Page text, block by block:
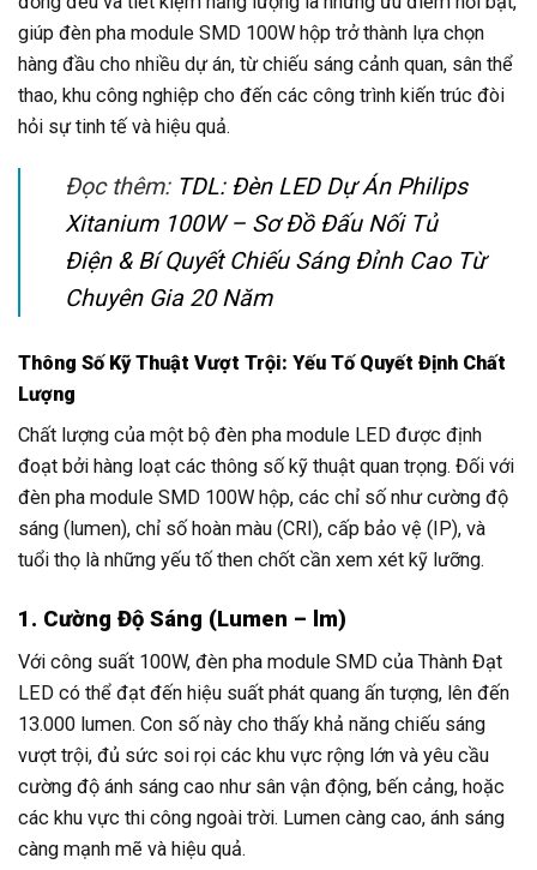
giúp đèn pha module SMD 100W hộp trở thành lựa chọn
hàng đầu cho nhiều dự án, từ chiếu sáng cảnh quan, sân thể
thao, khu công nghiệp cho đến các công trình kiến trúc đòi
hỏi sự tinh tế và hiệu quả.
Đọc thêm: TDL: Đèn LED Dự Án Philips
Xitanium 100W – Sơ Đồ Đấu Nối Tủ
Điện & Bí Quyết Chiếu Sáng Đỉnh Cao Từ
Chuyên Gia 20 Năm
Thông Số Kỹ Thuật Vượt Trội: Yếu Tố Quyết Định Chất
Lượng
Chất lượng của một bộ đèn pha module LED được định
đoạt bởi hàng loạt các thông số kỹ thuật quan trọng. Đối với
đèn pha module SMD 100W hộp, các chỉ số như cường độ
sáng (lumen), chỉ số hoàn màu (CRI), cấp bảo vệ (IP), và
tuổi thọ là những yếu tố then chốt cần xem xét kỹ lưỡng.
1. Cường Độ Sáng (Lumen – lm)
Với công suất 100W, đèn pha module SMD của Thành Đạt
LED có thể đạt đến hiệu suất phát quang ấn tượng, lên đến
13.000 lumen. Con số này cho thấy khả năng chiếu sáng
vượt trội, đủ sức soi rọi các khu vực rộng lớn và yêu cầu
cường độ ánh sáng cao như sân vận động, bến cảng, hoặc
các khu vực thi công ngoài trời. Lumen càng cao, ánh sáng
càng mạnh mẽ và hiệu quả.